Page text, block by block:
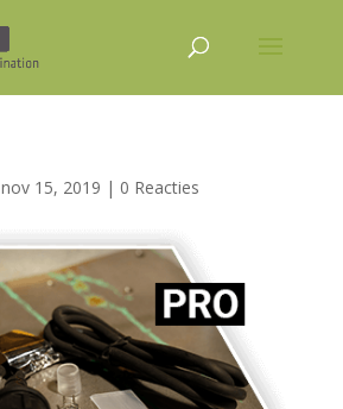
nov 15, 2019 | 0 Reacties